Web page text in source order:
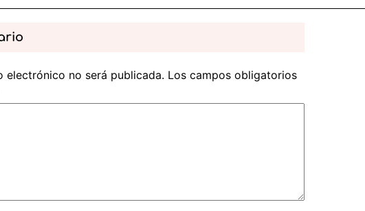
electrónico no será publicada. Los campos obligatorios